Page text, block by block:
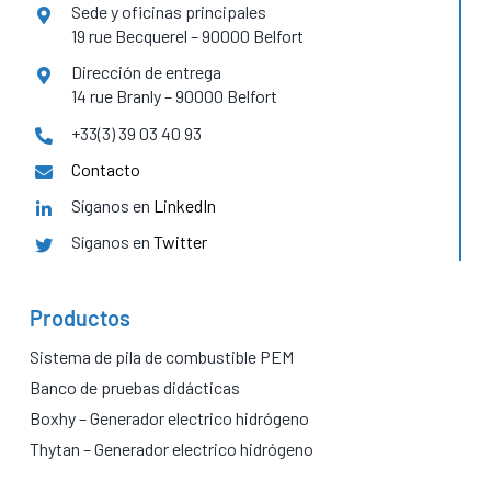
Sede y oficinas principales
19 rue Becquerel – 90000 Belfort
Dirección de entrega
14 rue Branly – 90000 Belfort
+33(3) 39 03 40 93
Contacto
Síganos en LinkedIn
Síganos enTwitter
Productos
Sistema de pila de combustible PEM
Banco de pruebas didácticas
Boxhy – Generador electrico hidrógeno
Thytan – Generador electrico hidrógeno